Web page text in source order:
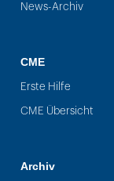
News-Archiv
CME
Erste Hilfe
CME Übersicht
Archiv